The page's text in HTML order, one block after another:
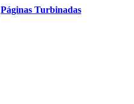
Páginas Turbinadas